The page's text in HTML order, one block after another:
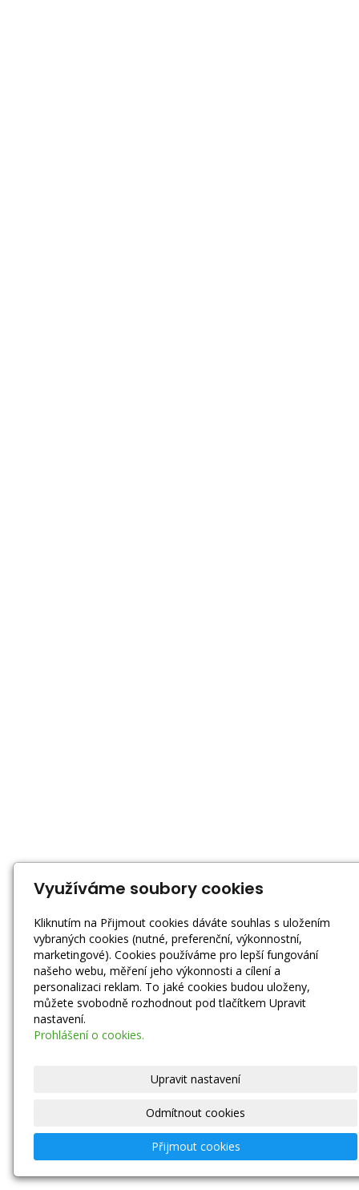
Využíváme soubory cookies
Kliknutím na Přijmout cookies dáváte souhlas s uložením
vybraných cookies (nutné, preferenční, výkonnostní,
marketingové). Cookies používáme pro lepší fungování
našeho webu, měření jeho výkonnosti a cílení a
personalizaci reklam. To jaké cookies budou uloženy,
můžete svobodně rozhodnout pod tlačítkem Upravit
nastavení.
Prohlášení o cookies.
Upravit nastavení
Odmítnout cookies
Přijmout cookies